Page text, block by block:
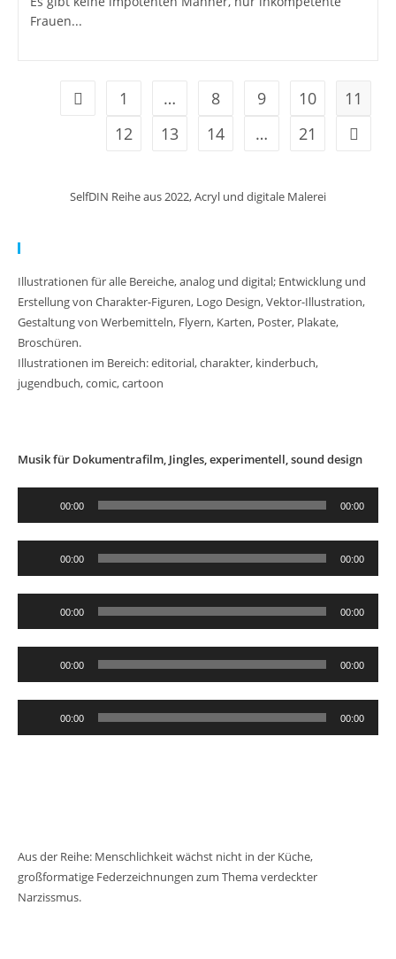
Frauen...
Zur vorherigen Seite
1 … 8 9 10
11
12
13 14 … 21 Zur
SelfDIN Reihe aus 2022, Acryl und digitale Malerei
Illustrationen für alle Bereiche, analog und digital; Entwicklung und
Erstellung von Charakter-Figuren, Logo Design, Vektor-Illustration,
Gestaltung von Werbemitteln, Flyern, Karten, Poster, Plakate,
Broschüren.
Illustrationen im Bereich: editorial, charakter, kinderbuch,
jugendbuch, comic, cartoon
Musik für Dokumentrafilm, Jingles, experimentell, sound design
00:00 00:00
00:00 00:00
00:00 00:00
00:00 00:00
00:00 00:00
Aus der Reihe: Menschlichkeit wächst nicht in der Küche,
großformatige Federzeichnungen zum Thema verdeckter
Narzissmus.